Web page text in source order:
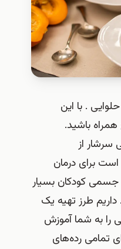
. با این
باشید.
سرشار از
برای درمان
کودکان بسیار
طرز تهیه یک
را به شما آموزش
تمامی رده‌های